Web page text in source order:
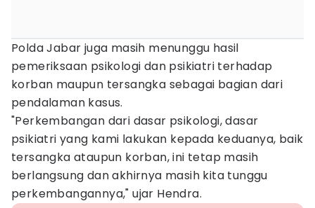
Polda Jabar juga masih menunggu hasil
pemeriksaan psikologi dan psikiatri terhadap
korban maupun tersangka sebagai bagian dari
pendalaman kasus.
"Perkembangan dari dasar psikologi, dasar
psikiatri yang kami lakukan kepada keduanya, baik
tersangka ataupun korban, ini tetap masih
berlangsung dan akhirnya masih kita tunggu
perkembangannya," ujar Hendra.